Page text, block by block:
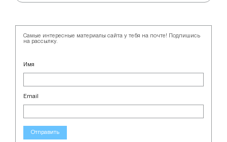
Самые интересные материалы сайта у тебя на почте! Подпишись
на рассылку.
Имя
Email
Отправить